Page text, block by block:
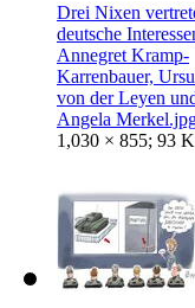
Drei Nixen
deutsche
Annegret Kramp-
Karrenbauer,
von der Leyen
Angela
1,030 × 855; 93